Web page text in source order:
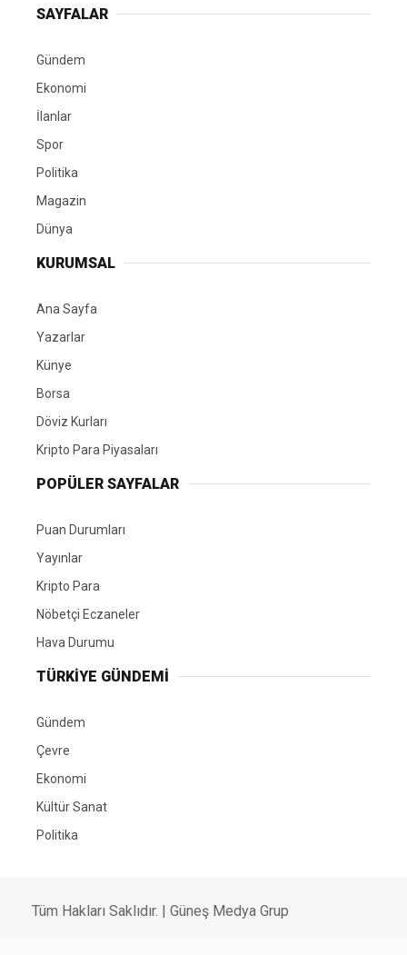
SAYFALAR
Gündem
Ekonomi
İlanlar
Spor
Politika
Magazin
Dünya
KURUMSAL
Ana Sayfa
Yazarlar
Künye
Borsa
Döviz Kurları
Kripto Para Piyasaları
POPÜLER SAYFALAR
Puan Durumları
Yayınlar
Kripto Para
Nöbetçi Eczaneler
Hava Durumu
TÜRKIYE GÜNDEMI
Gündem
Çevre
Ekonomi
Kültür Sanat
Politika
Tüm Hakları Saklıdır. | Güneş Medya Grup